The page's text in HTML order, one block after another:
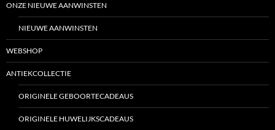
ONZE NIEUWE AANWINSTEN
NIEUWE AANWINSTEN
WEBSHOP
ANTIEKCOLLECTIE
ORIGINELE GEBOORTECADEAUS
ORIGINELE HUWELIJKSCADEAUS